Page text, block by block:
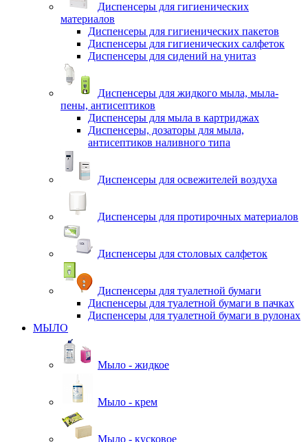
Диспенсеры для гигиенических
материалов
Диспенсеры для гигиенических пакетов
Диспенсеры для гигиенических салфеток
Диспенсеры для сидений на унитаз
Диспенсеры для жидкого мыла, мыла-
пены, антисептиков
Диспенсеры для мыла в картриджах
Диспенсеры, дозаторы для мыла,
антисептиков наливного типа
Диспенсеры для освежителей воздуха
Диспенсеры для протирочных материалов
Диспенсеры для столовых салфеток
Диспенсеры для туалетной бумаги
Диспенсеры для туалетной бумаги в пачках
Диспенсеры для туалетной бумаги в рулонах
МЫЛО
Мыло - жидкое
Мыло - крем
Мыло - кусковое